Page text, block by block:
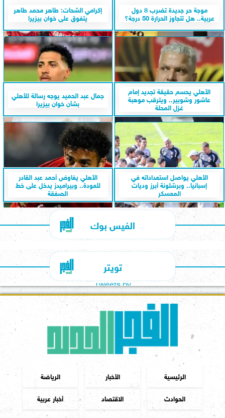
موجة حر جديدة تضرب 8 دول
عربية.. هل تتجاوز الحرارة 50 درجة؟
إكرامي الشحات: طاهر محمد طاهر
يتفوق على خوان بيزيرا
الأهلي يحسم حقيقة تجديد إمام
عاشور وشوبير.. ويترقب موهبة
غزل المحلة
جمال عبد الحميد يوجه رسالة للأهلي
بشأن خوان بيزيرا
الأهلي يواصل استعداداته في
إسبانيا.. وبرشلونة أبرز وديات
المعسكر
الأهلي يفاوض أحمد عبد القادر
للعودة.. وبيراميدز يدخل على خط
الصفقة
الفيس بوك
تويتر
Tweets by
الرئيسية الأخبار
الرياضة
الحوادث
الاقتصاد
أخبار عربية